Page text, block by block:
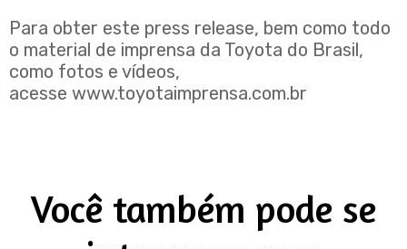
Para obter este press release, bem como todo
o material de imprensa da Toyota do Brasil,
como fotos e vídeos,
acesse www.toyotaimprensa.com.br
Você também pode se